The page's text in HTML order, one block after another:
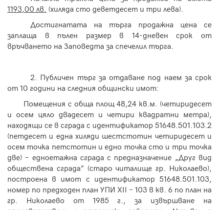
1193,00 лв. (хиляда сто деветдесет и три лева).
Достигнатата на търга продажна цена се
заплаща в пълен размер в 14-дневен срок от
връчването на Заповедта за спечелил търга.
2. Публичен търг за отдаване под наем за срок
от 10 години на следния общински имот:
Помещения с обща площ 48,24 кв.м. (четиридесет
и осем цяло двадесет и четири квадратни метра),
находящи се в сграда с идентификатор 51648.501.103.2
(петдесет и една хиляди шестстотин четиридесет и
осем точка петстотин и едно точка сто и три точка
две) – едноетажна сграда с предназначение „Друг вид
обществена сграда” (старо читалище гр. Николаево),
построена в имот с идентификатор 51648.501.103,
номер по предходен план УПИ XII – 103 в кв. 6 по план на
гр. Николаево от 1985 г., за извършване на